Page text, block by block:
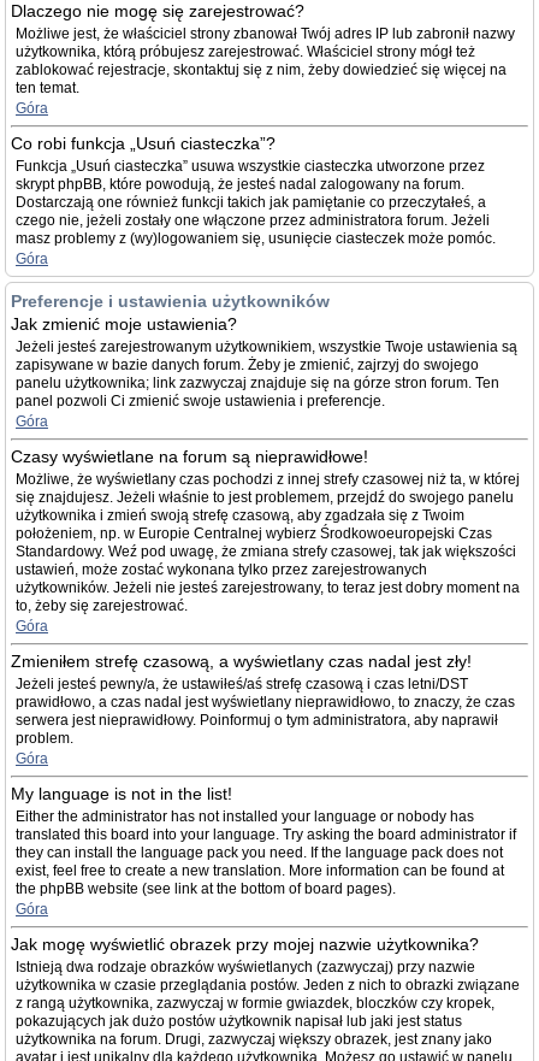
Dlaczego nie mogę się zarejestrować?
Możliwe jest, że właściciel strony zbanował Twój adres IP lub zabronił nazwy
użytkownika, którą próbujesz zarejestrować. Właściciel strony mógł też
zablokować rejestracje, skontaktuj się z nim, żeby dowiedzieć się więcej na
ten temat.
Góra
Co robi funkcja „Usuń ciasteczka”?
Funkcja „Usuń ciasteczka” usuwa wszystkie ciasteczka utworzone przez
skrypt phpBB, które powodują, że jesteś nadal zalogowany na forum.
Dostarczają one również funkcji takich jak pamiętanie co przeczytałeś, a
czego nie, jeżeli zostały one włączone przez administratora forum. Jeżeli
masz problemy z (wy)logowaniem się, usunięcie ciasteczek może pomóc.
Góra
Preferencje i ustawienia użytkowników
Jak zmienić moje ustawienia?
Jeżeli jesteś zarejestrowanym użytkownikiem, wszystkie Twoje ustawienia są
zapisywane w bazie danych forum. Żeby je zmienić, zajrzyj do swojego
panelu użytkownika; link zazwyczaj znajduje się na górze stron forum. Ten
panel pozwoli Ci zmienić swoje ustawienia i preferencje.
Góra
Czasy wyświetlane na forum są nieprawidłowe!
Możliwe, że wyświetlany czas pochodzi z innej strefy czasowej niż ta, w której
się znajdujesz. Jeżeli właśnie to jest problemem, przejdź do swojego panelu
użytkownika i zmień swoją strefę czasową, aby zgadzała się z Twoim
położeniem, np. w Europie Centralnej wybierz Środkowoeuropejski Czas
Standardowy. Weź pod uwagę, że zmiana strefy czasowej, tak jak większości
ustawień, może zostać wykonana tylko przez zarejestrowanych
użytkowników. Jeżeli nie jesteś zarejestrowany, to teraz jest dobry moment na
to, żeby się zarejestrować.
Góra
Zmieniłem strefę czasową, a wyświetlany czas nadal jest zły!
Jeżeli jesteś pewny/a, że ustawiłeś/aś strefę czasową i czas letni/DST
prawidłowo, a czas nadal jest wyświetlany nieprawidłowo, to znaczy, że czas
serwera jest nieprawidłowy. Poinformuj o tym administratora, aby naprawił
problem.
Góra
My language is not in the list!
Either the administrator has not installed your language or nobody has
translated this board into your language. Try asking the board administrator if
they can install the language pack you need. If the language pack does not
exist, feel free to create a new translation. More information can be found at
the phpBB website (see link at the bottom of board pages).
Góra
Jak mogę wyświetlić obrazek przy mojej nazwie użytkownika?
Istnieją dwa rodzaje obrazków wyświetlanych (zazwyczaj) przy nazwie
użytkownika w czasie przeglądania postów. Jeden z nich to obrazki związane
z rangą użytkownika, zazwyczaj w formie gwiazdek, bloczków czy kropek,
pokazujących jak dużo postów użytkownik napisał lub jaki jest status
użytkownika na forum. Drugi, zazwyczaj większy obrazek, jest znany jako
avatar i jest unikalny dla każdego użytkownika. Możesz go ustawić w panelu